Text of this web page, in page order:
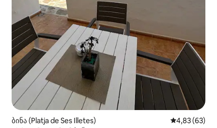
ბინა (Platja de Ses Illetes) საშუალო
4,83 (63)